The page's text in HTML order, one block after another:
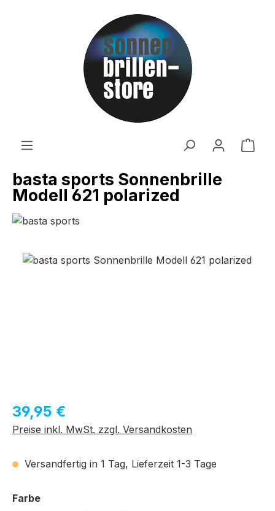
Zum Hauptinhalt springen
basta sports Sonnenbrille
Modell 621 polarized
Bildergalerie überspringen
Regulärer Preis:
39,95 €
Preise inkl. MwSt. zzgl. Versandkosten
Versandfertig in 1 Tag, Lieferzeit 1-3 Tage
Farbeauswählen